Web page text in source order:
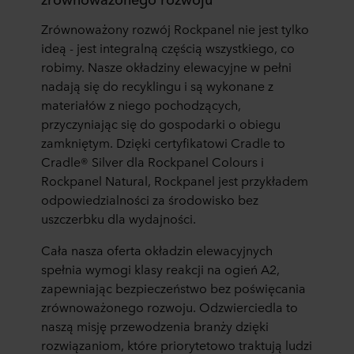
W dowolnej chwili możesz wycofać swoją zgodę w
deklaracji dotyczącej plików cookie w naszej witrynie.
Więcej informacji na temat korzystania przez nas z
plików cookie można znaleźć w rozdziale „Informacje”,
zaś na temat przetwarzania przez nas danych
osobowych wPolityce prywatności, gdzie określono
między innymi, która konkretnie spółka ROCKWOOL jest
administratorem Twoim danych osobowych.
Zrównoważony rozwój Rockpanel nie jest tylko
ideą - jest integralną częścią wszystkiego, co
robimy. Nasze okładziny elewacyjne w pełni
nadają się do recyklingu i są wykonane z
materiałów z niego pochodzących,
przyczyniając się do gospodarki o obiegu
zamkniętym. Dzięki certyfikatowi Cradle to
Cradle® Silver dla Rockpanel Colours i
Rockpanel Natural, Rockpanel jest przykładem
odpowiedzialności za środowisko bez
uszczerbku dla wydajności.
Cała nasza oferta okładzin elewacyjnych
spełnia wymogi klasy reakcji na ogień A2,
zapewniając bezpieczeństwo bez poświęcania
zrównoważonego rozwoju. Odzwierciedla to
naszą misję przewodzenia branży dzięki
rozwiązaniom, które priorytetowo traktują ludzi